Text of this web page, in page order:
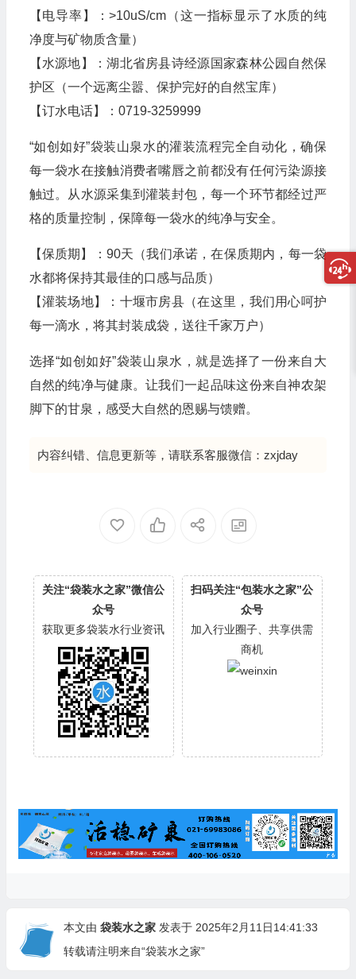
【电导率】：>10uS/cm（这一指标显示了水质的纯
净度与矿物质含量）
【水源地】：湖北省房县诗经源国家森林公园自然保
护区（一个远离尘嚣、保护完好的自然宝库）
【订水电话】：0719-3259999
“如创如好”袋装山泉水的灌装流程完全自动化，确保
每一袋水在接触消费者嘴唇之前都没有任何污染源接
触过。从水源采集到灌装封包，每一个环节都经过严
格的质量控制，保障每一袋水的纯净与安全。
【保质期】：90天（我们承诺，在保质期内，每一袋
水都将保持其最佳的口感与品质）
【灌装场地】：十堰市房县（在这里，我们用心呵护
每一滴水，将其封装成袋，送往千家万户）
选择“如创如好”袋装山泉水，就是选择了一份来自大
自然的纯净与健康。让我们一起品味这份来自神农架
脚下的甘泉，感受大自然的恩赐与馈赠。
内容纠错、信息更新等，请联系客服微信：zxjday
关注“袋装水之家”微信公
众号
获取更多袋装水行业资讯
扫码关注“包装水之家”公
众号
加入行业圈子、共享供需
商机
本文由 袋装水之家发表于 2025年2月11日14:41:33
转载请注明来自“袋装水之家”